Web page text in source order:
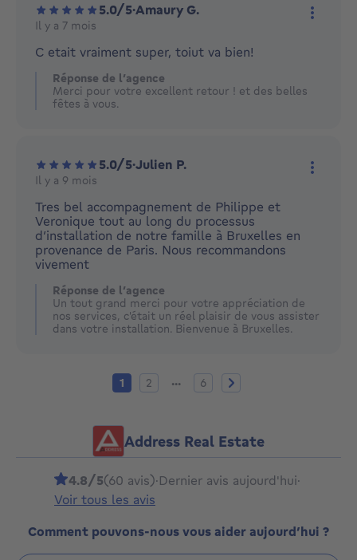
5.0/5·Amaury G.
Il y a 7 mois
C etait vraiment super, toiut va bien!
Réponse de l’agence
Merci pour votre excellent retour ! et des belles
fêtes à vous.
5.0/5·Julien P.
Il y a 9 mois
Tres bel accompagnement de Philippe et
Veronique tout au long du processus
d’installation de notre famille à Bruxelles en
provenance de Paris. Nous recommandons
vivement
Réponse de l’agence
Un tout grand merci pour votre appréciation de
nos services, c'était un réel plaisir de vous assister
dans votre installation. Bienvenue à Bruxelles.
Page actuelle
1 Page 2
2 ... Page 6
6 Page suivante
Address Real Estate
4.8/5(60 avis)·Dernier avis aujourd'hui·
Voir tous les avis
Comment pouvons-nous vous aider aujourd’hui ?